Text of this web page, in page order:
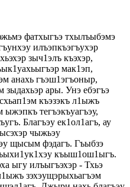
фатхыгъэ тхылъыбэмэ
илъэпкъэгъухэр
зыч1элъ къэхэр,
мак1эп,
анахь гъэш1эгъоныр,
ары. Унэ ебэгъэ
къэзэкъ л1ыжъ
ыжэпкъ тегъэкъуагъэу,
Благъэу ек1ол1агъ, ау
чыжьэу
щысым фэдагъ. Гъыбзэ
къыш1ош1ыгъ.
ыгу илъыгъэхэр - Тхьэ
зэхэущэрыхьагъэм